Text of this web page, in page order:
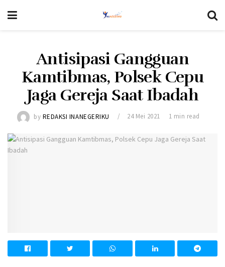
Antisipasi Gangguan
Kamtibmas, Polsek Cepu
Jaga Gereja Saat Ibadah
by REDAKSI INANEGERIKU 24 Mei 2021 1 min read